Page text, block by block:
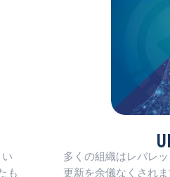
も
多くの組織はレバレ
更新を余儀なくされ